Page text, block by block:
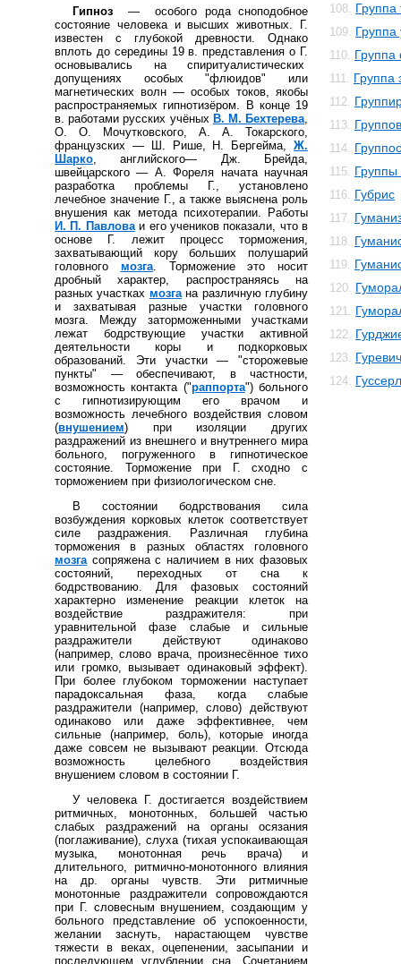
Гипноз — особого рода сноподобное
состояние человека и высших животных. Г.
известен с глубокой древности. Однако
вплоть до середины 19 в. представления о Г.
основывались на спиритуалистических
допущениях особых "флюидов" или
магнетических волн — особых токов, якобы
распространяемых гипнотизёром. В конце 19
в. работами русских учёных В. М. Бехтерева,
О. О. Мочутковского, А. А. Токарского,
французских — Ш. Рише, Н. Бергейма, Ж.
Шарко, английского— Дж. Брейда,
швейцарского — А. Фореля начата научная
разработка проблемы Г., установлено
лечебное значение Г., а также выяснена роль
внушения как метода психотерапии. Работы
И. П. Павловаи его учеников показали, что в
основе Г. лежит процесс торможения,
захватывающий кору больших полушарий
головного мозга. Торможение это носит
дробный характер, распространяясь на
разных участках мозгана различную глубину
и захватывая разные участки головного
мозга. Между заторможенными участками
лежат бодрствующие участки активной
деятельности коры и подкорковых
образований. Эти участки — "сторожевые
пункты" — обеспечивают, в частности,
возможность контакта ("раппорта") больного
с гипнотизирующим его врачом и
возможность лечебного воздействия словом
(внушением) при изоляции других
раздражений из внешнего и внутреннего мира
больного, погруженного в гипнотическое
состояние. Торможение при Г. сходно с
торможением при физиологическом сне.
В состоянии бодрствования сила
возбуждения корковых клеток соответствует
силе раздражения. Различная глубина
торможения в разных областях головного
мозгасопряжена с наличием в них фазовых
состояний, переходных от сна к
бодрствованию. Для фазовых состояний
характерно изменение реакции клеток на
воздействие раздражителя: при
уравнительной фазе слабые и сильные
раздражители действуют одинаково
(например, слово врача, произнесённое тихо
или громко, вызывает одинаковый эффект).
При более глубоком торможении наступает
парадоксальная фаза, когда слабые
раздражители (например, слово) действуют
одинаково или даже эффективнее, чем
сильные (например, боль), которые иногда
даже совсем не вызывают реакции. Отсюда
возможность целебного воздействия
внушением словом в состоянии Г.
У человека Г. достигается воздействием
ритмичных, монотонных, большей частью
слабых раздражений на органы осязания
(поглаживание), слуха (тихая успокаивающая
музыка, монотонная речь врача) и
длительного, ритмично-монотонного влияния
на др. органы чувств. Эти ритмичные
монотонные раздражители сопровождаются
при Г. словесным внушением, создающим у
больного представление об успокоенности,
желании заснуть, нарастающем чувстве
тяжести в веках, оцепенении, засыпании и
последующем углублении сна. Сочетанием
108. Группа
109. Группа
110.
111. Группа
112.
113.
114.
115. Группы
116. Губрис
117.
118.
119.
120.
121.
122.
123.
124.